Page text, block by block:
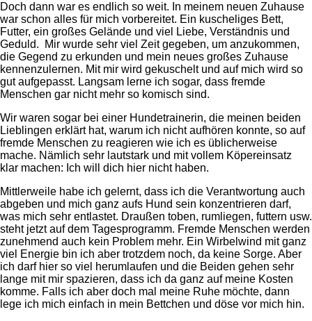
Doch dann war es endlich so weit. In meinem neuen Zuhause
war schon alles für mich vorbereitet. Ein kuscheliges Bett,
Futter, ein großes Gelände und viel Liebe, Verständnis und
Geduld. Mir wurde sehr viel Zeit gegeben, um anzukommen,
die Gegend zu erkunden und mein neues großes Zuhause
kennenzulernen. Mit mir wird gekuschelt und auf mich wird so
gut aufgepasst. Langsam lerne ich sogar, dass fremde
Menschen gar nicht mehr so komisch sind.
Wir waren sogar bei einer Hundetrainerin, die meinen beiden
Lieblingen erklärt hat, warum ich nicht aufhören konnte, so auf
fremde Menschen zu reagieren wie ich es üblicherweise
mache. Nämlich sehr lautstark und mit vollem Köpereinsatz
klar machen: Ich will dich hier nicht haben.
Mittlerweile habe ich gelernt, dass ich die Verantwortung auch
abgeben und mich ganz aufs Hund sein konzentrieren darf,
was mich sehr entlastet. Draußen toben, rumliegen, futtern usw.
steht jetzt auf dem Tagesprogramm. Fremde Menschen werden
zunehmend auch kein Problem mehr. Ein Wirbelwind mit ganz
viel Energie bin ich aber trotzdem noch, da keine Sorge. Aber
ich darf hier so viel herumlaufen und die Beiden gehen sehr
lange mit mir spazieren, dass ich da ganz auf meine Kosten
komme. Falls ich aber doch mal meine Ruhe möchte, dann
lege ich mich einfach in mein Bettchen und döse vor mich hin.